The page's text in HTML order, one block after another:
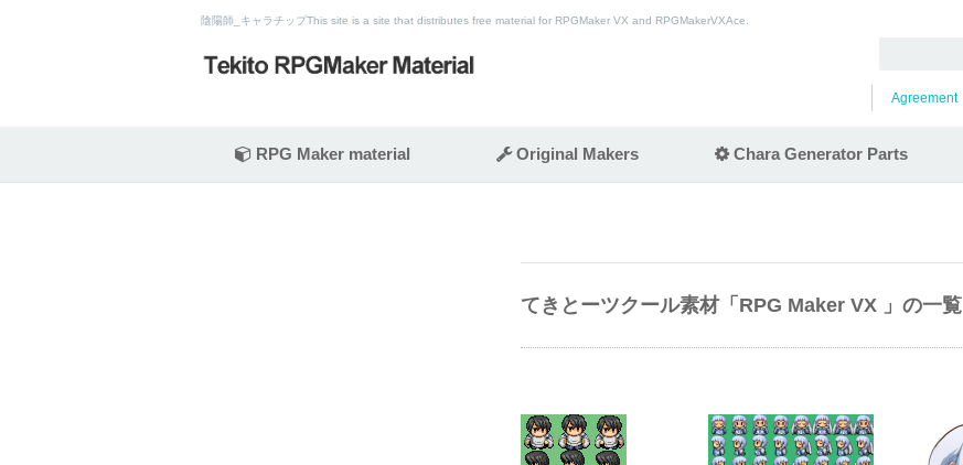
陰陽師_キャラチップThis site is a site that distributes free material for RPGMaker VX and RPGMakerVXAce.
Agreement
RPG Maker material Original Makers Chara Generator Parts
てきとーツクール素材「RPG Maker VX 」の一覧